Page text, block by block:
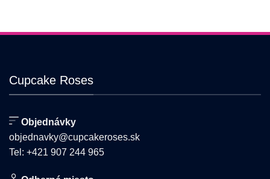
Cupcake Roses
Objednávky
objednavky@cupcakeroses.sk
Tel: +421 907 244 965